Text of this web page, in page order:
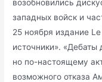
возобновились
западных войск и
25 ноября издание
источники». «Дебаты
но по-настоящему
возможного отказа